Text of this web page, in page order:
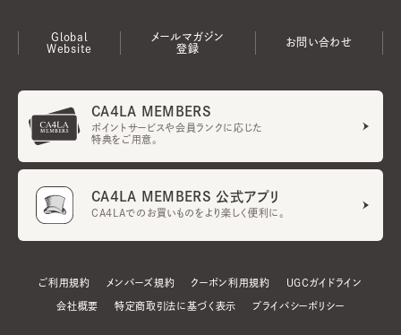
Global
Website
メールマガジン
登録
お問い合わせ
CA4LA MEMBERS
ポイントサービスや会員ランクに応じた
特典をご用意。
CA4LA MEMBERS 公式アプリ
CA4LAでのお買いものをより楽しく便利に。
ご利用規約 メンバーズ規約 クーポン利用規約 UGCガイドライン
会社概要 特定商取引法に基づく表示 プライバシーポリシー